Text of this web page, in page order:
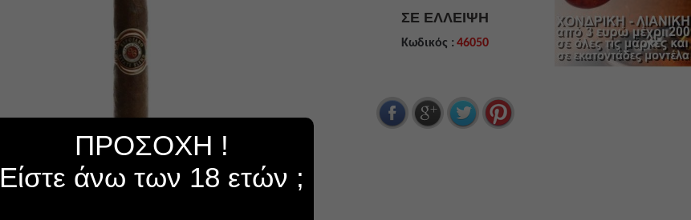
ΣΕ ΕΛΛΕΙΨΗ
Κωδικός : 46050
ΠΡΟΣΟΧΗ !
Είστε άνω των 18 ετών ;